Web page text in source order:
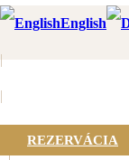
English
|
|
REZERVÁCIA
Domov
Novinky
6. júla 2024